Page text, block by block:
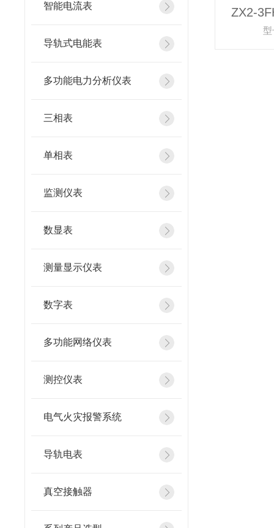
智能电流表
导轨式电能表
多功能电力分析仪表
三相表
单相表
监测仪表
数显表
测量显示仪表
数字表
多功能网络仪表
测控仪表
电气火灾报警系统
导轨电表
真空接触器
ZX2-
型